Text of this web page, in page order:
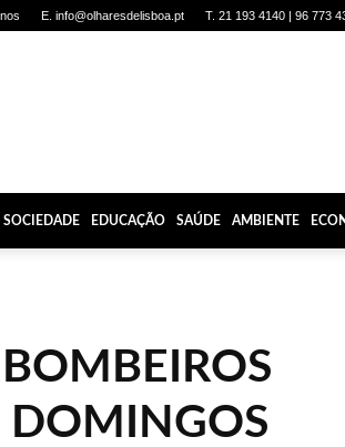
E. info@olharesdelisboa.pt T. 21 193 4140 | 96 773
SOCIEDADE EDUCAÇÃO SAÚDE AMBIENTE
DOMINGOS